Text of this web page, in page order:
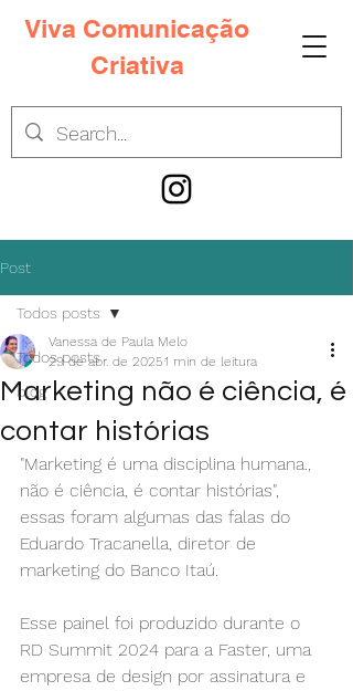
Viva Comunicação
Criativa
Post
Todos posts
blog
Todos posts
Marketing não é ciência, é
contar histórias
Vanessa de Paula Melo
29 de abr. de 20251 min de leitura
"Marketing é uma disciplina humana.,
não é ciência, é contar histórias",
essas foram algumas das falas do
Eduardo Tracanella, diretor de
marketing do Banco Itaú.
Esse painel foi produzido durante o
RD Summit 2024 para a Faster, uma
empresa de design por assinatura e